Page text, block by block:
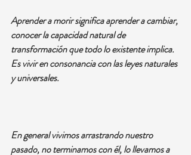
Aprender a morir significa aprender a cambiar,
conocer la capacidad natural de
transformación que todo lo existente implica.
Es vivir en consonancia con las leyes naturales
y universales.
En general vivimos arrastrando nuestro
pasado, no terminamos con él, lo llevamos a